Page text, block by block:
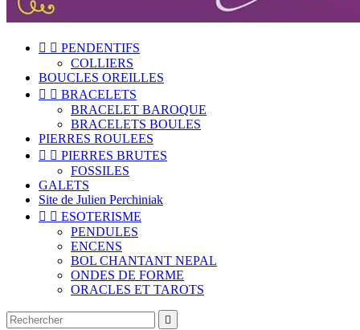
  PENDENTIFS
COLLIERS
BOUCLES OREILLES
  BRACELETS
BRACELET BAROQUE
BRACELETS BOULES
PIERRES ROULEES
  PIERRES BRUTES
FOSSILES
GALETS
Site de Julien Perchiniak
  ESOTERISME
PENDULES
ENCENS
BOL CHANTANT NEPAL
ONDES DE FORME
ORACLES ET TAROTS
